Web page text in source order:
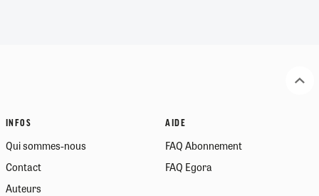
INFOS
Qui sommes-nous
Contact
Auteurs
AIDE
FAQ Abonnement
FAQ Egora